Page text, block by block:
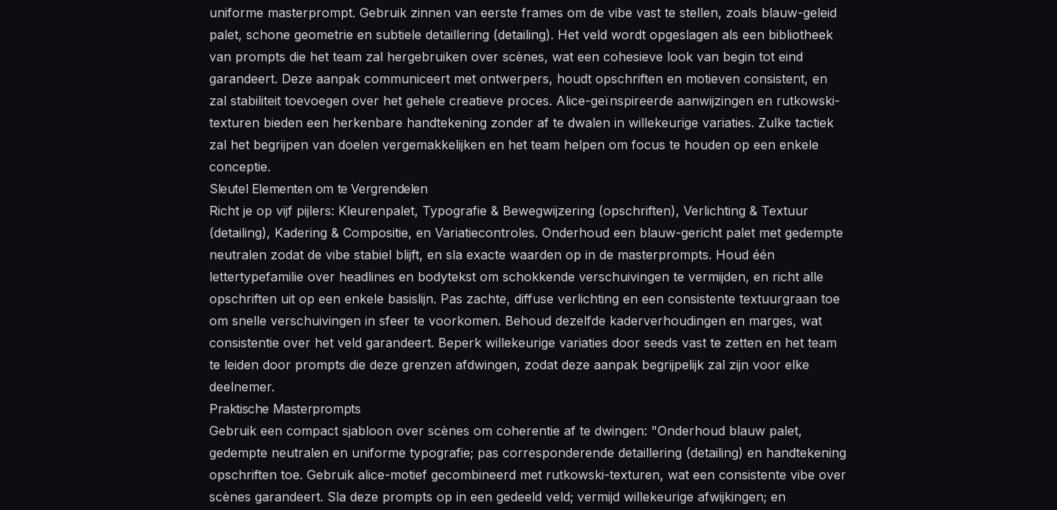
uniforme masterprompt. Gebruik zinnen van eerste frames om de vibe vast te stellen, zoals blauw-geleid
palet, schone geometrie en subtiele detaillering (detailing). Het veld wordt opgeslagen als een bibliotheek
van prompts die het team zal hergebruiken over scènes, wat een cohesieve look van begin tot eind
garandeert. Deze aanpak communiceert met ontwerpers, houdt opschriften en motieven consistent, en
zal stabiliteit toevoegen over het gehele creatieve proces. Alice-geïnspireerde aanwijzingen en rutkowski-
texturen bieden een herkenbare handtekening zonder af te dwalen in willekeurige variaties. Zulke tactiek
zal het begrijpen van doelen vergemakkelijken en het team helpen om focus te houden op een enkele
conceptie.
Sleutel Elementen om te Vergrendelen
Richt je op vijf pijlers: Kleurenpalet, Typografie & Bewegwijzering (opschriften), Verlichting & Textuur
(detailing), Kadering & Compositie, en Variatiecontroles. Onderhoud een blauw-gericht palet met gedempte
neutralen zodat de vibe stabiel blijft, en sla exacte waarden op in de masterprompts. Houd één
lettertypefamilie over headlines en bodytekst om schokkende verschuivingen te vermijden, en richt alle
opschriften uit op een enkele basislijn. Pas zachte, diffuse verlichting en een consistente textuurgraan toe
om snelle verschuivingen in sfeer te voorkomen. Behoud dezelfde kaderverhoudingen en marges, wat
consistentie over het veld garandeert. Beperk willekeurige variaties door seeds vast te zetten en het team
te leiden door prompts die deze grenzen afdwingen, zodat deze aanpak begrijpelijk zal zijn voor elke
deelnemer.
Praktische Masterprompts
Gebruik een compact sjabloon over scènes om coherentie af te dwingen: "Onderhoud blauw palet,
gedempte neutralen en uniforme typografie; pas corresponderende detaillering (detailing) en handtekening
opschriften toe. Gebruik alice-motief gecombineerd met rutkowski-texturen, wat een consistente vibe over
scènes garandeert. Sla deze prompts op in een gedeeld veld; vermijd willekeurige afwijkingen; en